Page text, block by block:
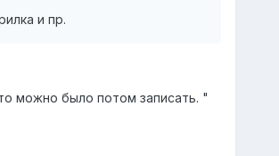
и пр.
можно было потом записать. "